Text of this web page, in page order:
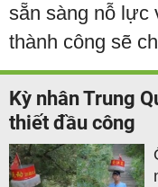
sẵn sàng nỗ lực
thành công sẽ
Kỳ nhân Trung
thiết đầu công